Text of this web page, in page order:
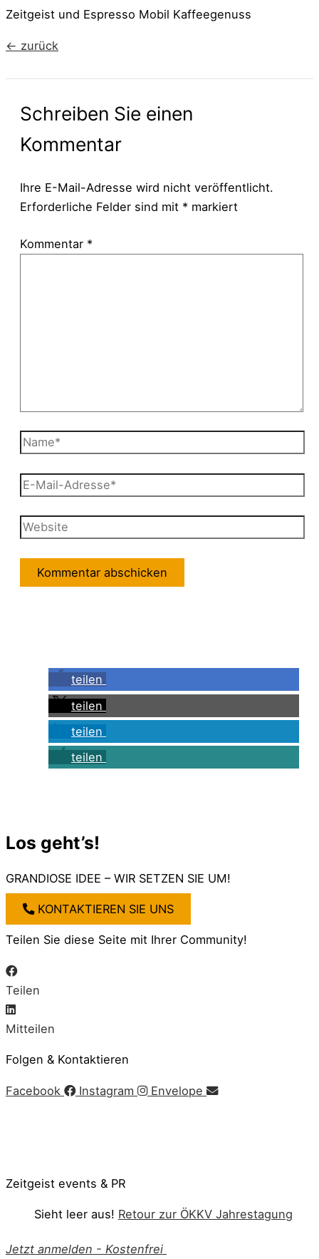
Zeitgeist und Espresso Mobil Kaffeegenuss
← zurück
Schreiben Sie einen
Kommentar
Ihre E-Mail-Adresse wird nicht veröffentlicht.
Erforderliche Felder sind mit * markiert
Kommentar *
teilen
teilen
teilen
teilen
Los geht’s!
GRANDIOSE IDEE – WIR SETZEN SIE UM!
KONTAKTIEREN SIE UNS
Teilen Sie diese Seite mit Ihrer Community!
Teilen
Mitteilen
Folgen & Kontaktieren
Facebook Instagram Envelope
Zeitgeist events & PR
Sieht leer aus! Retour zur ÖKKV Jahrestagung
Jetzt anmelden - Kostenfrei